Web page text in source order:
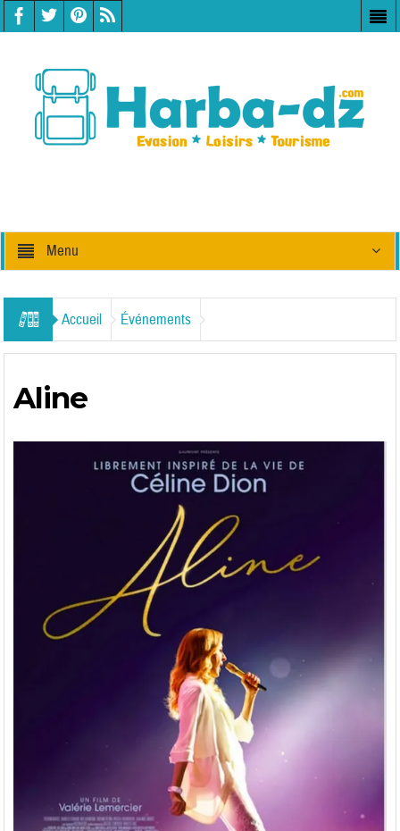
Menu
Accueil Événements
Aline